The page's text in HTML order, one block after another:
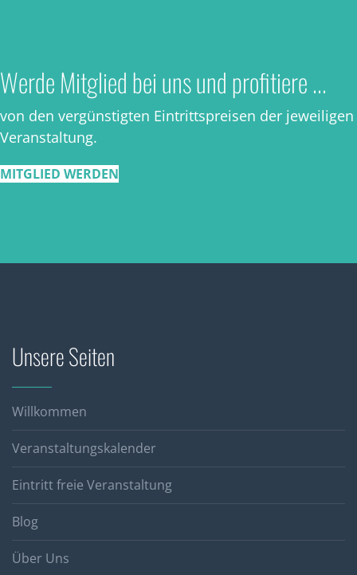
Werde Mitglied bei uns und profitiere ...
von den vergünstigten Eintrittspreisen der jeweiligen
Veranstaltung.
MITGLIED WERDEN
Unsere Seiten
Willkommen
Veranstaltungskalender
Eintritt freie Veranstaltung
Blog
Über Uns